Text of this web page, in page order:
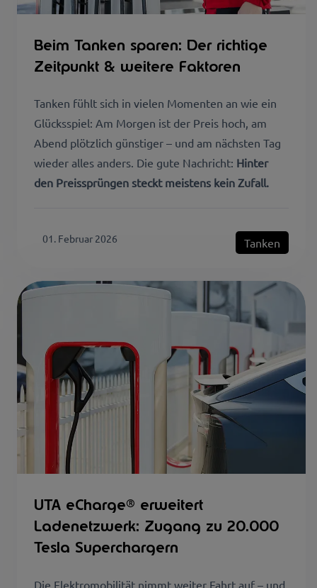
Beim Tanken sparen: Der richtige
Zeitpunkt & weitere Faktoren
Tanken fühlt sich in vielen Momenten an wie ein
Glücksspiel: Am Morgen ist der Preis hoch, am
Abend plötzlich günstiger – und am nächsten Tag
wieder alles anders. Die gute Nachricht: Hinter
den Preissprüngen steckt meistens kein Zufall.
01. Februar 2026 Tanken
UTA eCharge® erweitert
Ladenetzwerk: Zugang zu 20.000
Tesla Superchargern
Die Elektromobilität nimmt weiter Fahrt auf – und